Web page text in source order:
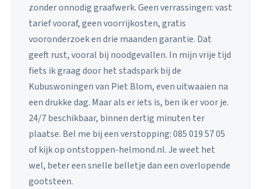
zonder onnodig graafwerk. Geen verrassingen: vast
tarief vooraf, geen voorrijkosten, gratis
vooronderzoek en drie maanden garantie. Dat
geeft rust, vooral bij noodgevallen. In mijn vrije tijd
fiets ik graag door het stadspark bij de
Kubuswoningen van Piet Blom, even uitwaaien na
een drukke dag. Maar als er iets is, ben ik er voor je.
24/7 beschikbaar, binnen dertig minuten ter
plaatse. Bel me bij een verstopping: 085 019 57 05
of kijk op ontstoppen-helmond.nl. Je weet het
wel, beter een snelle belletje dan een overlopende
gootsteen.